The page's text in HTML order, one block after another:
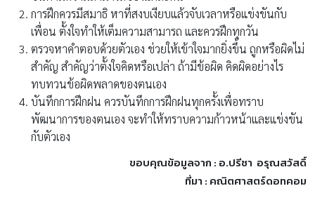
การฝึกควรมีสมาธิ หาที่สงบเงียบแล้วจับเวลาหรือแข่งขันกับ
เพื่อน ตั้งใจทำให้เต็มความสามารถ และควรฝึกทุกวัน
ตรวจหาคำตอบด้วยตัวเอง ช่วยให้เข้าใจมากยิ่งขึ้น ถูกหรือผิดไม่
สำคัญ สำคัญว่าตั้งใจคิดหรือเปล่า ถ้ามีข้อผิด คิดผิดอย่างไร
ทบทวนข้อผิดพลาดของตนเอง
บันทึกการฝึกฝน ควรบันทึกการฝึกฝนทุกครั้งเพื่อทราบ
พัฒนาการของตนเอง จะทำให้ทราบความก้าวหน้าและแข่งขัน
กับตัวเอง
ขอบคุณข้อมูลจาก : อ.ปรีชา อรุณสวัสดิ์
ที่มา : คณิตศาสตร์ดอทคอม